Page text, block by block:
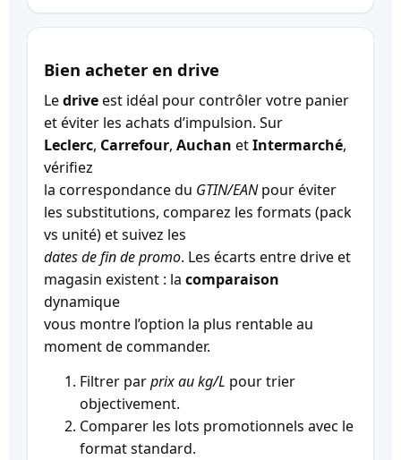
Bien acheter en drive
Ledriveest idéal pour contrôler votre panier
et éviter les achats d’impulsion. Sur
Leclerc, Carrefour, Auchan etIntermarché,
vérifiez
la correspondance du GTIN/EANpour éviter
les substitutions, comparez les formats (pack
vs unité) et suivez les
dates de fin de promo. Les écarts entre drive et
magasin existent : la comparaison
dynamique
vous montre l’option la plus rentable au
moment de commander.
Filtrer parprix au kg/L pour trier
objectivement.
Comparer les lots promotionnels avec le
format standard.